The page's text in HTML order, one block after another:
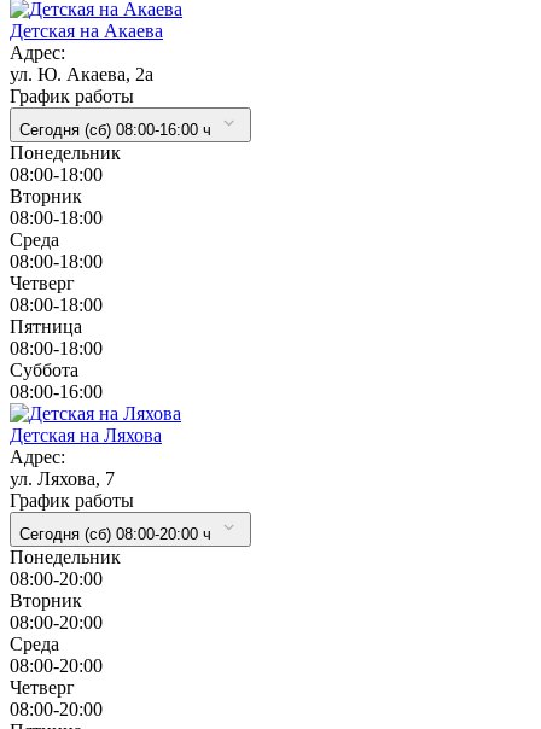
Детская на Акаева
Адрес:
ул. Ю. Акаева, 2а
График работы
Сегодня (сб) 08:00-16:00 ч
Понедельник
08:00-18:00
Вторник
08:00-18:00
Cреда
08:00-18:00
Четверг
08:00-18:00
Пятница
08:00-18:00
Суббота
08:00-16:00
Детская на Ляхова
Адрес:
ул. Ляхова, 7
График работы
Сегодня (сб) 08:00-20:00 ч
Понедельник
08:00-20:00
Вторник
08:00-20:00
Cреда
08:00-20:00
Четверг
08:00-20:00